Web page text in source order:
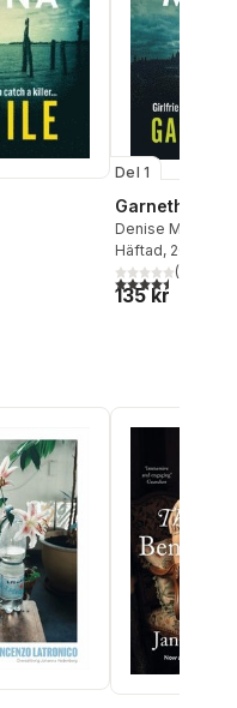
Del 1
Garnethill
Denise Mina
Häftad, 2018
4,5utav 5(
135 kr